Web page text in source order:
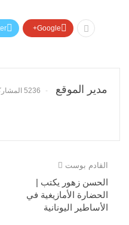
Google+
مدير الموقع 5236 المشاركات
القادم بوست
الحسن زهور يكتب |
الحضارة الأمازيغية في
الأساطير اليونانية